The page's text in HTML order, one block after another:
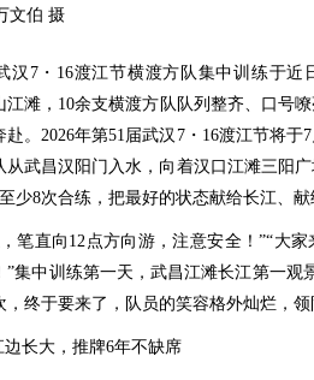
伯 摄
汉7・16渡江节横渡方队集中训练于近
江滩，10余支横渡方队队列整齐、口号
赴。2026年第51届武汉7・16渡江节将于
从武昌汉阳门入水，向着汉口江滩三阳
少8次合练，把最好的状态献给长江、献
笔直向12点方向游，注意安全！”“大
”集中训练第一天，武昌江滩长江第一观
终于要来了，队员的笑容格外灿烂，领
长大，推牌6年不缺席